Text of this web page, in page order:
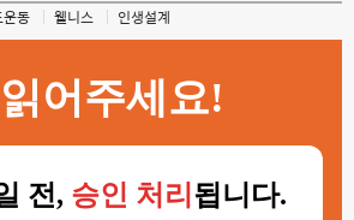
운동 웰니스 인생설계
어주세요!
전, 승인 처리 됩니다.